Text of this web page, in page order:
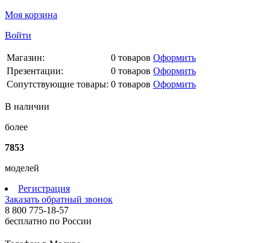
Моя корзина
Войти
Магазин: 0 товаров Оформить
Презентации:
0 товаров Оформить
Сопутствующие товары: 0 товаров Оформить
В наличии
более
7853
моделей
Регистрация
Заказать обратный звонок
8 800 775-18-57
бесплатно по России